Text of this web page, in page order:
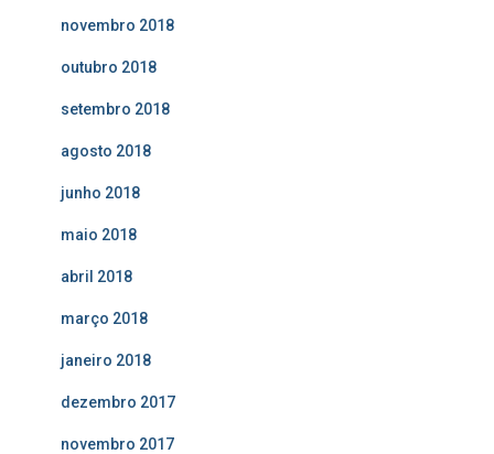
novembro 2018
outubro 2018
setembro 2018
agosto 2018
junho 2018
maio 2018
abril 2018
março 2018
janeiro 2018
dezembro 2017
novembro 2017